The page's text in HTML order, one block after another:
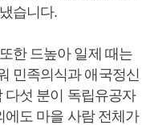
습니다.
한 드높아 일제 때는
민족의식과 애국정신
다섯 분이 독립유공자
에도 마을 사람 전체가